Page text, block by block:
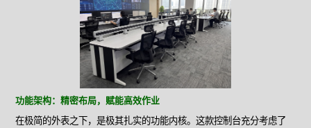
功能架构：精密布局，赋能高效作业
在极简的外表之下，是极其扎实的功能内核。这款控制台充分考虑了